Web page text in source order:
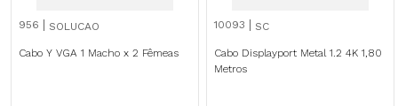
956 SOLUCAO
Cabo Y VGA 1 Macho x 2 Fêmeas
10093 SC
Cabo Displayport Metal 1.2 4K 1,80
Metros